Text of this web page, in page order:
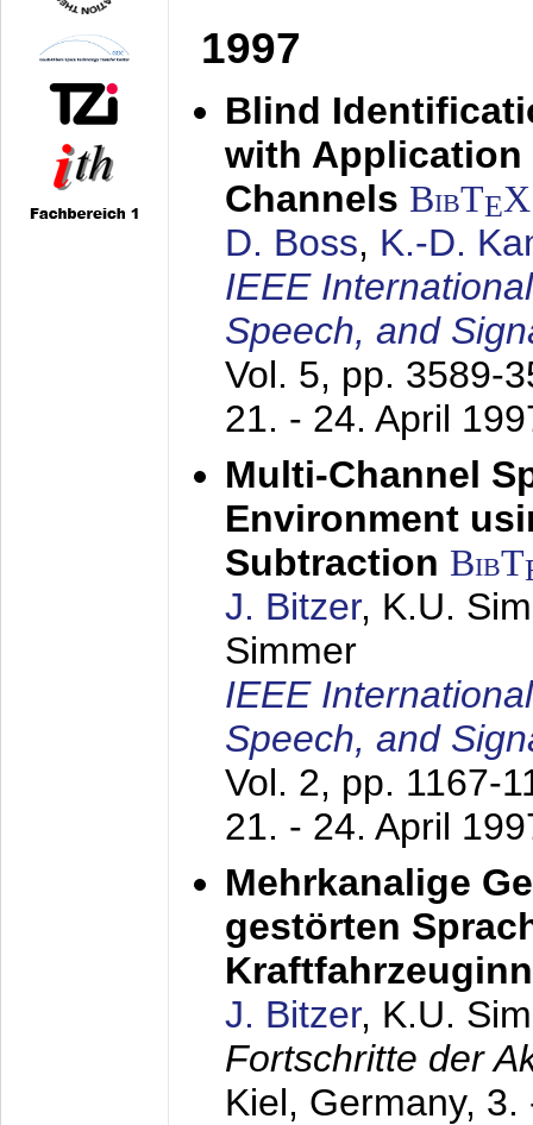
1997
Blind
with Application
Channels BibTEX
D. Boss, K.-D.
IEEE
Speech, and
Vol. 5, pp. 3589-
21. - 24. April
Multi-Channel
Environment
Subtraction BibT
J. Bitzer, K.U.
Simmer
IEEE
Speech, and
Vol. 2, pp. 1167-
21. - 24. April
Mehrkanalige
gestörten
J. Bitzer, K.U.
Fortschritte der
Kiel, Germany, 3.